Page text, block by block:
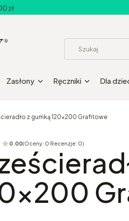
zł
Zasłony Ręczniki Dla
z gumką 120x200 Grafitowe
0.00(Oceny: 0 Recenzje: 0)
Przejdź do sekcji Opinie